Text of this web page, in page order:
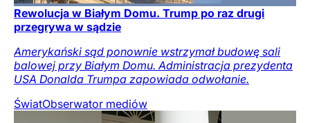
Rewolucja w Białym Domu. Trump po raz drugi
przegrywa w sądzie
Amerykański sąd ponownie wstrzymał budowę sali
balowej przy Białym Domu. Administracja prezydenta
USA Donalda Trumpa zapowiada odwołanie.
ŚwiatObserwator mediów